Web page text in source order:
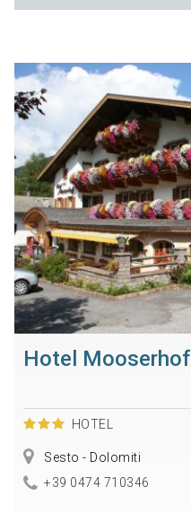
Hotel Mooserhof
HOTEL
Sesto - Dolomiti
+39 0474 710346